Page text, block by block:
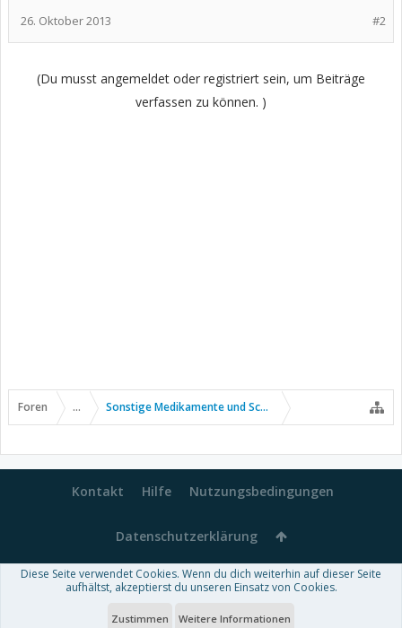
#2
26. Oktober 2013
(Du musst angemeldet oder registriert sein, um Beiträge
verfassen zu können. )
Foren ... Sonstige Medikamente und Schmerztherapie
Kontakt Hilfe Nutzungsbedingungen
Datenschutzerklärung
Forum software by XenForo™-Deutsch von xenDach
Theme designed byThemeHouse
Diese Seite verwendet Cookies. Wenn du dich weiterhin auf dieser Seite
aufhältst, akzeptierst du unseren Einsatz von Cookies.
Zustimmen Weitere Informationen